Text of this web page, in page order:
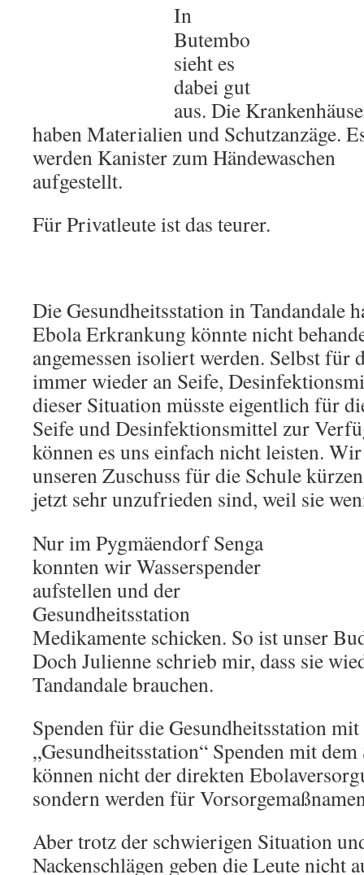
In
Butembo
sieht es
dabei gut
aus. Die
haben Materialien und Schutzanzäge.
werden Kanister zum Händewaschen
aufgestellt.
Für Privatleute ist das teurer.
Die Gesundheitsstation in Tandandale
Ebola Erkrankung könnte nicht
angemessen isoliert werden. Selbst für
immer wieder an Seife,
dieser Situation müsste eigentlich für
Seife und Desinfektionsmittel zur
können es uns einfach nicht leisten.
unseren Zuschuss für die Schule
jetzt sehr unzufrieden sind, weil sie
Nur im Pygmäendorf Senga
konnten wir Wasserspender
aufstellen und der
Gesundheitsstation
Medikamente schicken. So ist unser
Doch Julienne schrieb mir, dass sie
Tandandale brauchen.
Spenden für die Gesundheitsstation
„Gesundheitsstation“ Spenden mit
können nicht der direkten
sondern werden für
Aber trotz der schwierigen Situation
Nackenschlägen geben die Leute nicht